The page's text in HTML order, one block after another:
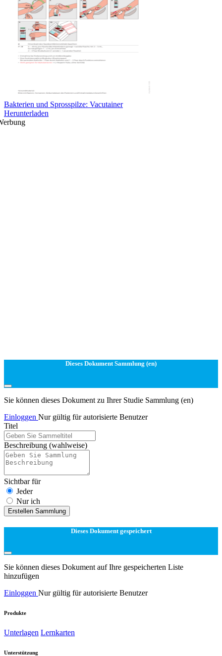
Bakterien und Sprosspilze: Vacutainer
Herunterladen
Dieses Dokument Sammlung (en)
Sie können dieses Dokument zu Ihrer Studie Sammlung (en)
Einloggen Nur gültig für autorisierte Benutzer
Titel
Beschreibung (wahlweise)
Sichtbar für
Jeder
Nur ich
Erstellen Sammlung
Dieses Dokument gespeichert
Sie können dieses Dokument auf Ihre gespeicherten Liste
hinzufügen
Einloggen Nur gültig für autorisierte Benutzer
Produkte
Unterlagen Lernkarten
Unterstützung